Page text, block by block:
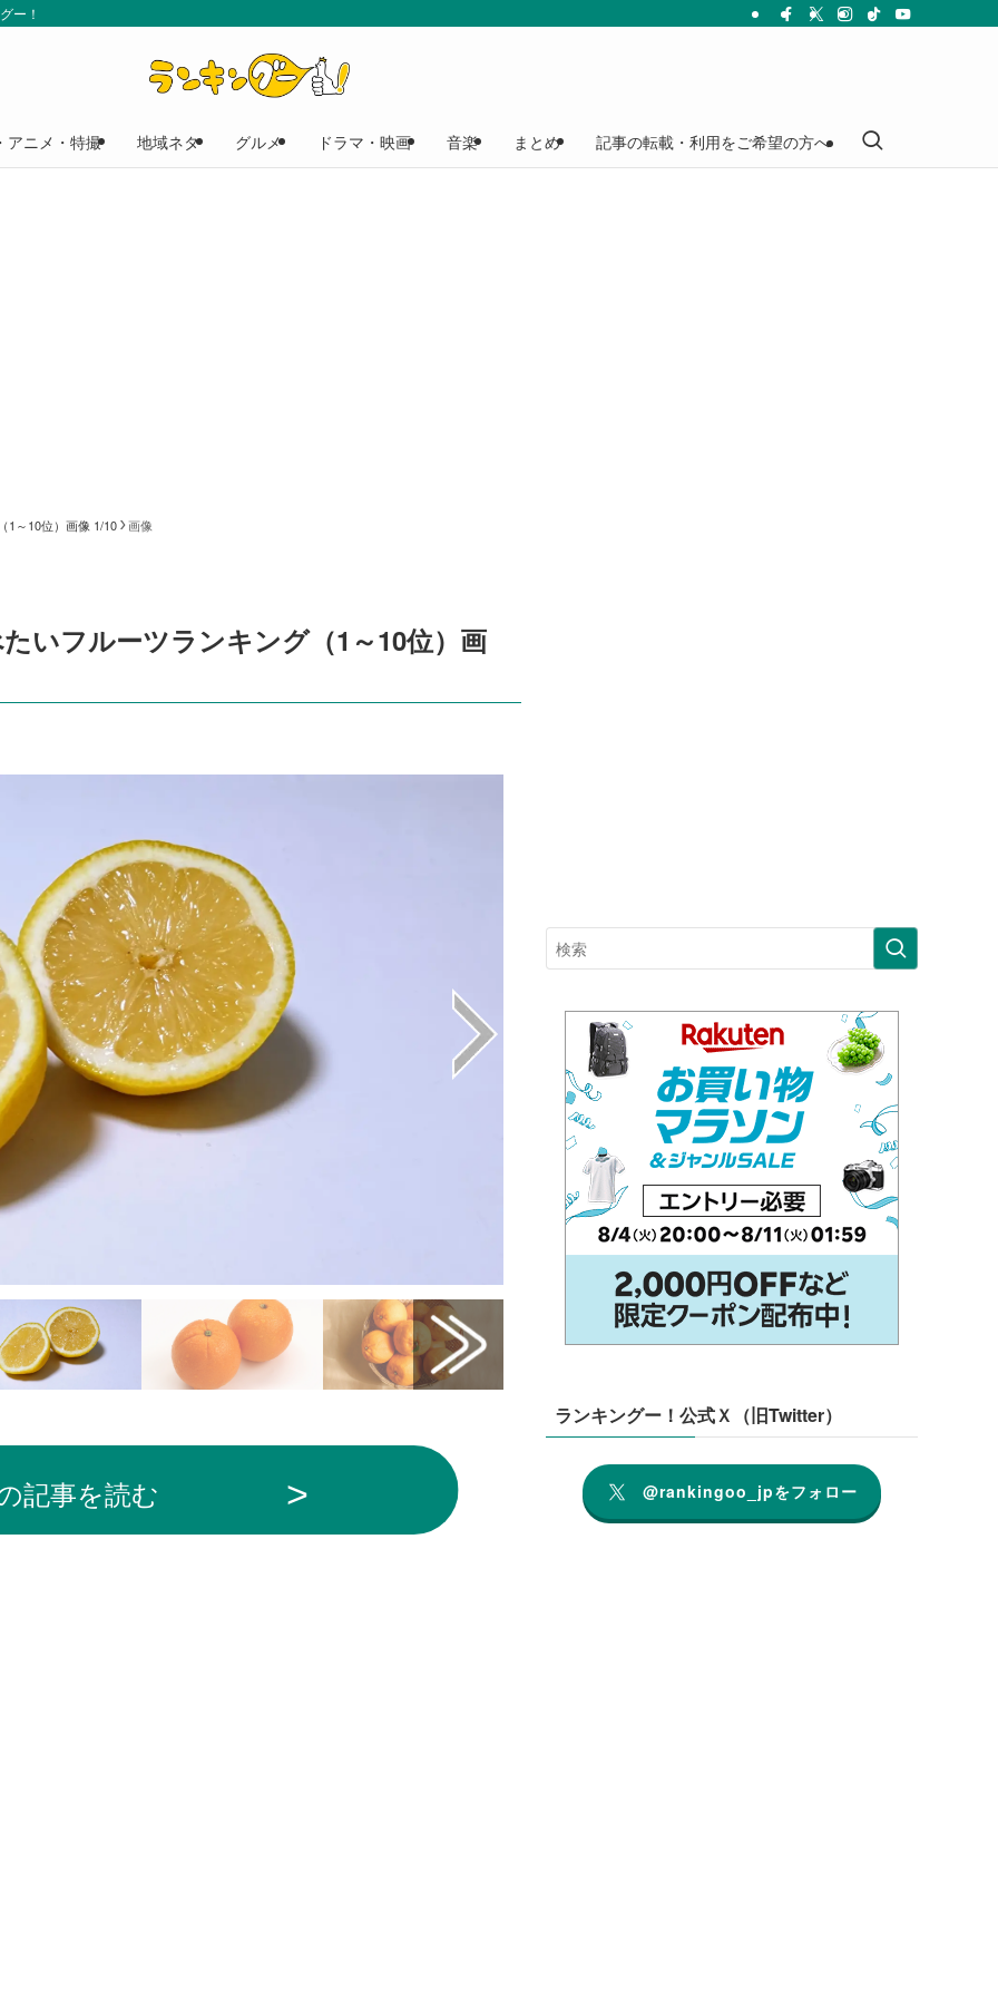
ー！
アニメ・特撮 地域ネタ グルメ ドラマ・映画 音楽 まとめ 記事の転載・利用をご希望の方へ
1～10位）画像 1/10 画像
いフルーツランキング（1～10位）画
記事を読む
ランキングー！公式Ｘ（旧Twitter）
@rankingoo_jpをフォロー